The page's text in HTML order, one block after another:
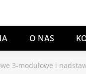
O NAS
3-modułowe i